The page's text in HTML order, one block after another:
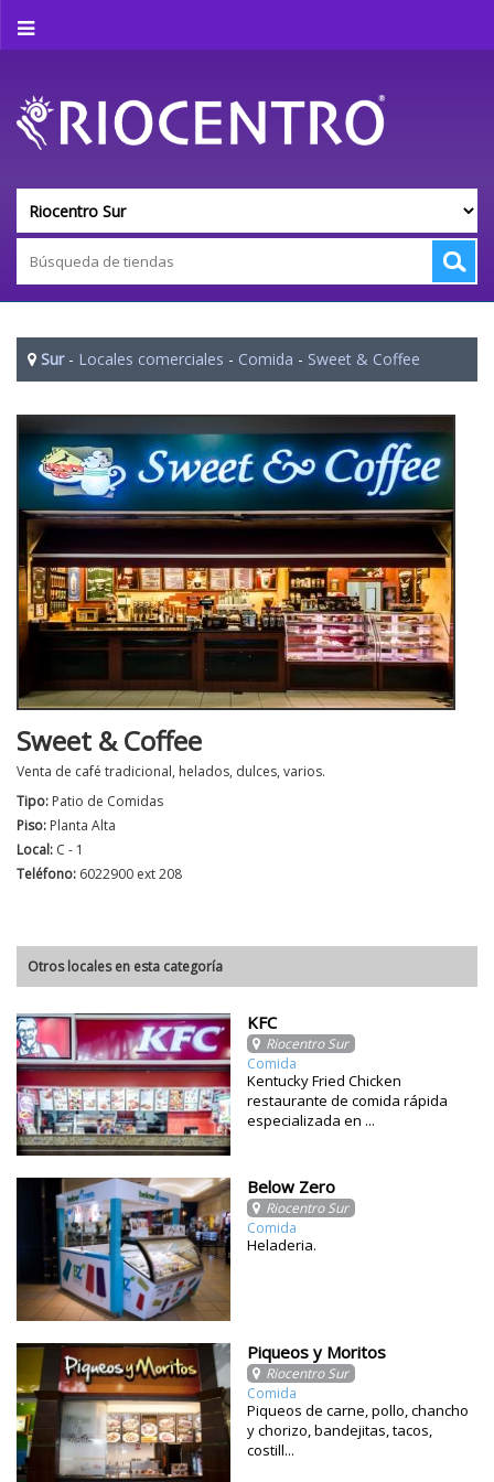
Sur- Locales comerciales - Comida - Sweet & Coffee
Sweet & Coffee
Venta de café tradicional, helados, dulces, varios.
Tipo: Patio de Comidas
Piso: Planta Alta
Local: C - 1
Teléfono: 6022900 ext 208
Otros locales en esta categoría
KFC
Riocentro Sur
Comida
Kentucky Fried Chicken
restaurante de comida rápida
especializada en ...
Below Zero
Riocentro Sur
Comida
Heladeria.
Piqueos y Moritos
Riocentro Sur
Comida
Piqueos de carne, pollo, chancho
y chorizo, bandejitas, tacos,
costill...